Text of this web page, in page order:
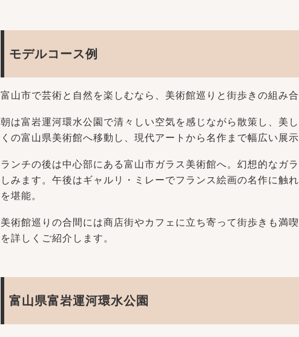
モデルコース例
富山市で芸術と自然を楽しむなら、美術館巡りと街歩きの組み
朝は富岩運河環水公園で清々しい空気を感じながら散策し、美
くの富山県美術館へ移動し、現代アートから名作まで幅広い展
ランチの後は中心部にある富山市ガラス美術館へ。幻想的なガ
しみます。午後はギャルリ・ミレーでフランス絵画の名作に触
を堪能。
美術館巡りの合間には商店街やカフェに立ち寄って街歩きも満
を詳しくご紹介します。
富山県富岩運河環水公園